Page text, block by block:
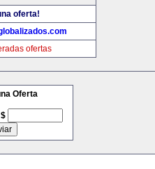
oferta!
ofertas
Oferta